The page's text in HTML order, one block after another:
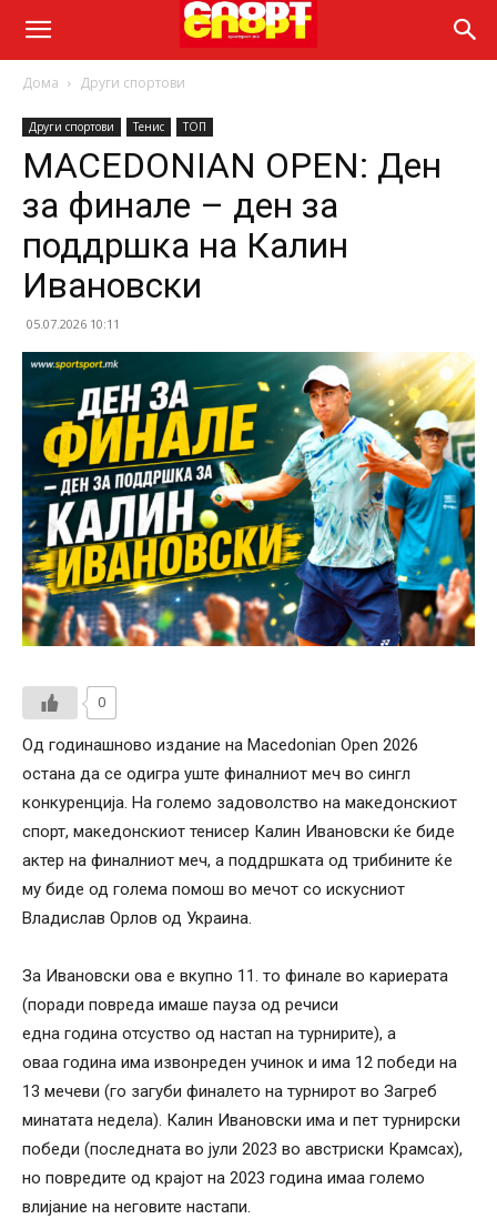
Дома Други спортови
Други спортови Тенис ТОП
MACEDONIAN OPEN: Ден
за финале – ден за
поддршка на Калин
Ивановски
05.07.2026 10:11
0
Од годинашново издание на Macedonian Open 2026
остана да се одигра уште финалниот меч во сингл
конкуренција. На големо задоволство на македонскиот
спорт, македонскиот тенисер Калин Ивановски ќе биде
актер на финалниот меч, а поддршката од трибините ќе
му биде од голема помош во мечот со искусниот
Владислав Орлов од Украина.
За Ивановски ова е вкупно 11. то финале во кариерата
(поради повреда имаше пауза од речиси
една година отсуство од настап на турнирите), а
оваа година има извонреден учинок и има 12 победи на
13 мечеви (го загуби финалето на турнирот во Загреб
минатата недела). Калин Ивановски има и пет турнирски
победи (последната во јули 2023 во австриски Крамсах),
но повредите од крајот на 2023 година имаа големо
влијание на неговите настапи.